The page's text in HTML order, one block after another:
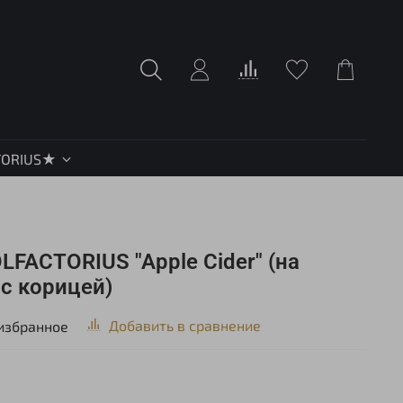
"Apple Cider" (на
корицей)
Добавить в сравнение